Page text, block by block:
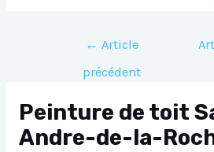
Navigation
l’article
← Article
précédent
Peinture de toit
Andre-de-la-